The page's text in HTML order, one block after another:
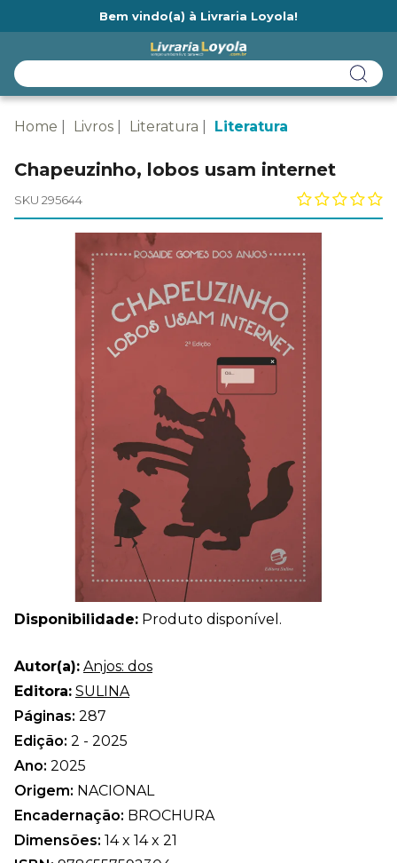
Bem vindo(a) à Livraria Loyola!
Home Livros Literatura Literatura
Chapeuzinho, lobos usam internet
SKU 295644
Disponibilidade: Produto disponível.
Autor(a): Anjos: dos
Editora: SULINA
Páginas: 287
Edição: 2 - 2025
Ano: 2025
Origem: NACIONAL
Encadernação: BROCHURA
Dimensões: 14 x 14 x 21